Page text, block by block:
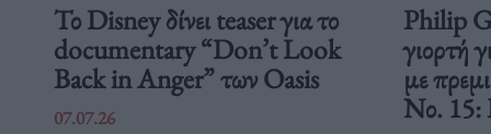
Το Disney δίνει teaser για το
documentary “Don’t Look
Back in Anger” των Oasis
07.07.26
Philip
γιορτή
με
Νο. 15: